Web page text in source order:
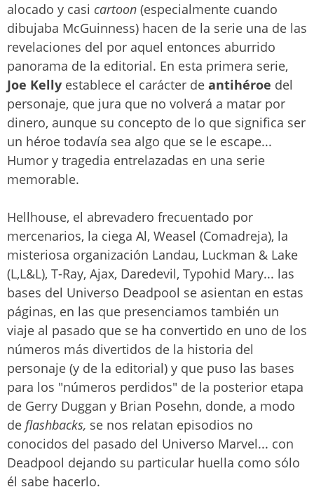
alocado y casi cartoon (especialmente cuando
dibujaba McGuinness) hacen de la serie una de las
revelaciones del por aquel entonces aburrido
panorama de la editorial. En esta primera serie,
Joe Kelly establece el carácter de antihéroe del
personaje, que jura que no volverá a matar por
dinero, aunque su concepto de lo que significa ser
un héroe todavía sea algo que se le escape...
Humor y tragedia entrelazadas en una serie
memorable.
Hellhouse, el abrevadero frecuentado por
mercenarios, la ciega Al, Weasel (Comadreja), la
misteriosa organización Landau, Luckman & Lake
(L,L&L), T-Ray, Ajax, Daredevil, Typohid Mary... las
bases del Universo Deadpool se asientan en estas
páginas, en las que presenciamos también un
viaje al pasado que se ha convertido en uno de los
números más divertidos de la historia del
personaje (y de la editorial) y que puso las bases
para los "números perdidos" de la posterior etapa
de Gerry Duggan y Brian Posehn, donde, a modo
de flashbacks, se nos relatan episodios no
conocidos del pasado del Universo Marvel... con
Deadpool dejando su particular huella como sólo
él sabe hacerlo.